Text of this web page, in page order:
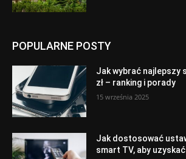
POPULARNE POSTY
Jak wybrać najlepszy
zł – ranking i porady
15 września 2025
Jak dostosować
smart TV, aby